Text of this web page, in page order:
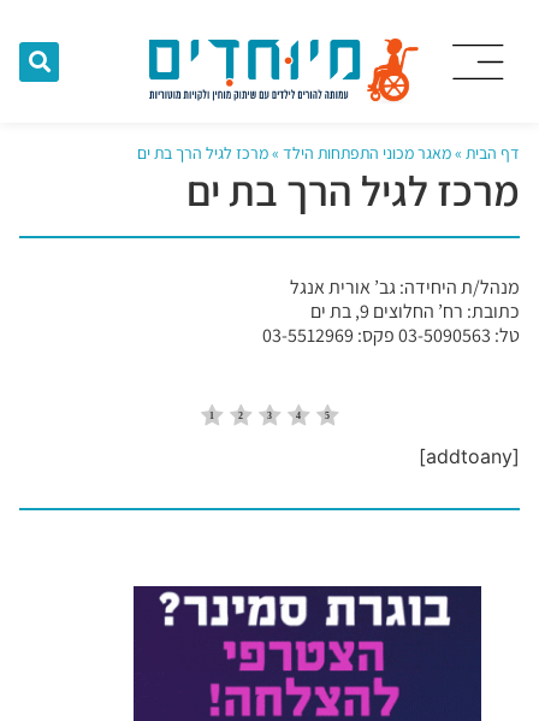
דף הבית »מאגר מכוני התפתחות הילד »מרכז לגיל הרך בת ים
מרכז לגיל הרך בת ים
מנהל/ת היחידה: גב’ אורית אנגל
כתובת: רח’ החלוצים 9, בת ים
טל: 03-5090563 פקס: 03-5512969
[addtoany]